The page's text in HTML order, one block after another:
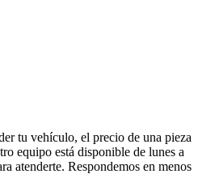
tu vehículo, el precio de una pieza
equipo está disponible de lunes a
atenderte. Respondemos en menos